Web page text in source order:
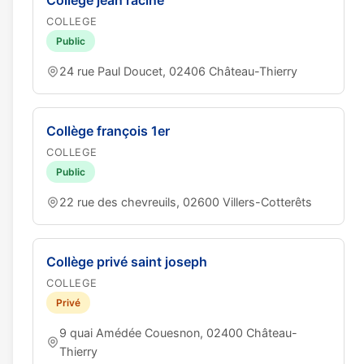
COLLEGE
Public
24 rue Paul Doucet, 02406 Château-Thierry
Collège françois 1er
COLLEGE
Public
22 rue des chevreuils, 02600 Villers-Cotterêts
Collège privé saint joseph
COLLEGE
Privé
9 quai Amédée Couesnon, 02400 Château-
Thierry